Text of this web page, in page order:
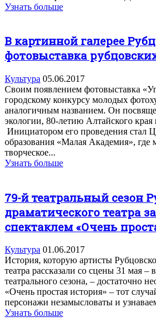
Узнать больше
В картинной галерее
фотовыставка
Культура 05.06.2017
Своим появлением фотовыставка
городскому конкурсу молодых
аналогичным названием. Он
экологии, 80-летию Алтайского
Инициатором его проведения стал
образования «Малая Академия», где
творческое...
Узнать больше
79-й театральный сезон
драматического театра
спектаклем «Очень
Культура 01.06.2017
История, которую артисты
театра рассказали со сцены 31 мая –
театрального сезона, – достаточно
«Очень простая история» – тот
персонажи незамысловаты и
Узнать больше